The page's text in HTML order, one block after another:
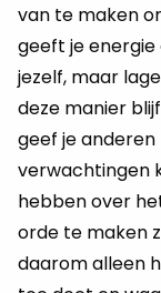
van te maken
geeft je energie
jezelf, maar
deze manier
geef je
verwachtingen
hebben over
orde te maken
daarom alleen